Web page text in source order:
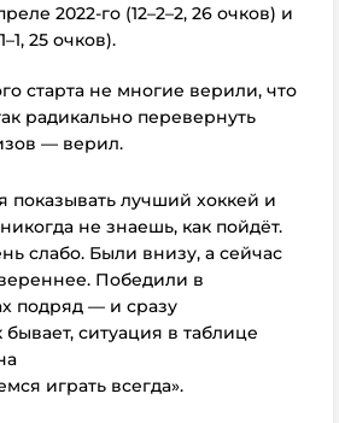
2022-го (12–2–2, 26 очков) и
25 очков).
старта не многие верили, что
радикально перевернуть
— верил.
показывать лучший хоккей и
не знаешь, как пойдёт.
слабо. Были внизу, а сейчас
Победили в
подряд — и сразу
ситуация в таблице
играть всегда».